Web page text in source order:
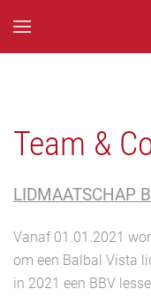
Team &
LIDMAATSCHAP
Vanaf 01.01.2021
om een Balbal Vista
in 2021 een BBV